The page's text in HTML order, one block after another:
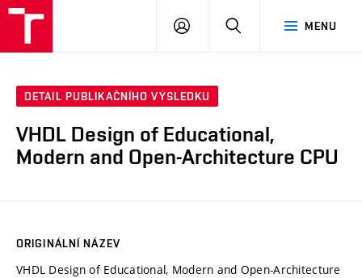
MENU
PŘIHLÁSIT
DETAIL PUBLIKAČNÍHO VÝSLEDKU
VHDL Design of Educational,
Modern and Open-Architecture CPU
ORIGINÁLNÍ NÁZEV
VHDL Design of Educational, Modern and Open-Architecture